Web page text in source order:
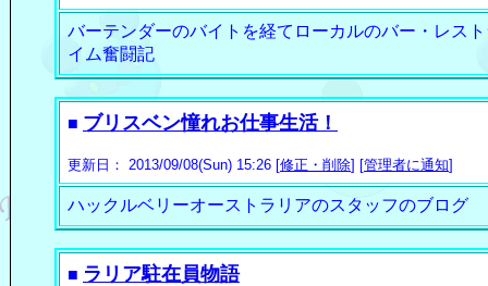
バーテンダーのバイトを経てローカルのバー・レス
イム奮闘記
■ ブリスベン憧れお仕事生活！
更新日： 2013/09/08(Sun) 15:26 [修正・削除] [管理者に通知]
ハックルベリーオーストラリアのスタッフのブログ
■ ラリア駐在員物語